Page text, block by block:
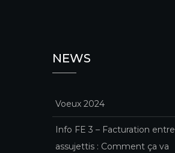
NEWS
Voeux 2024
Info FE 3 – Facturation entre
assujettis : Comment ça va